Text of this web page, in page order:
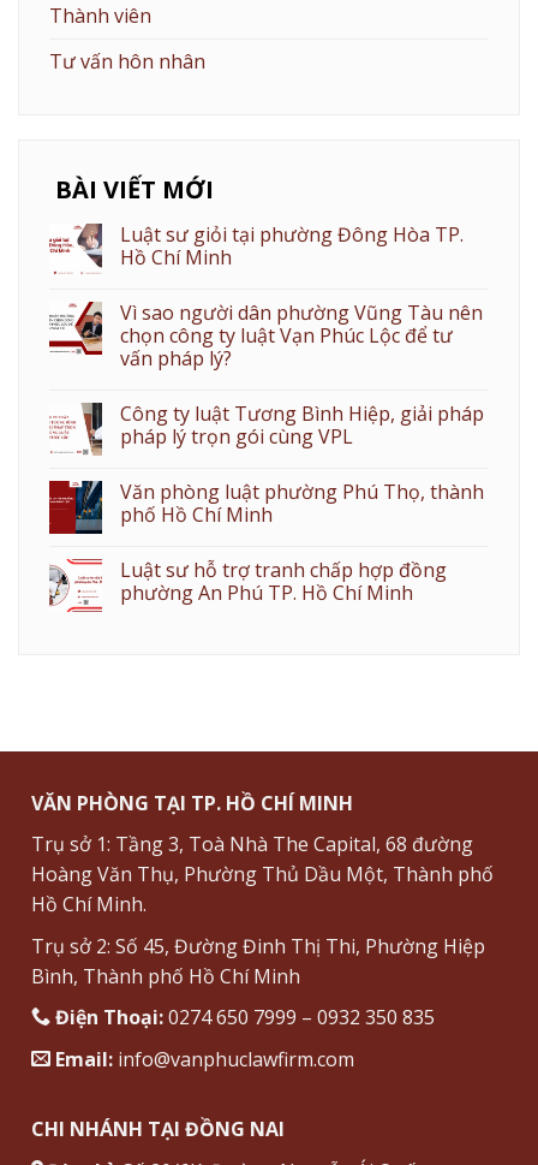
Thành viên
Tư vấn hôn nhân
BÀI VIẾT MỚI
Luật sư giỏi tại phường Đông Hòa TP.
Hồ Chí Minh
Vì sao người dân phường Vũng Tàu nên
chọn công ty luật Vạn Phúc Lộc để tư
vấn pháp lý?
Công ty luật Tương Bình Hiệp, giải pháp
pháp lý trọn gói cùng VPL
Văn phòng luật phường Phú Thọ, thành
phố Hồ Chí Minh
Luật sư hỗ trợ tranh chấp hợp đồng
phường An Phú TP. Hồ Chí Minh
VĂN PHÒNG TẠI TP. HỒ CHÍ MINH
Trụ sở 1: Tầng 3, Toà Nhà The Capital, 68 đường
Hoàng Văn Thụ, Phường Thủ Dầu Một, Thành phố
Hồ Chí Minh.
Trụ sở 2: Số 45, Đường Đinh Thị Thi, Phường Hiệp
Bình, Thành phố Hồ Chí Minh
Điện Thoại:0274 650 7999 – 0932 350 835
Email: info@vanphuclawfirm.com
CHI NHÁNH TẠI ĐỒNG NAI